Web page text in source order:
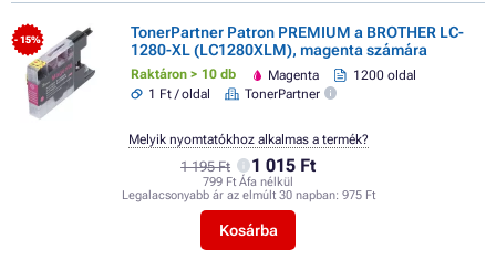
- 15%
TonerPartner Patron PREMIUM a BROTHER LC-
1280-XL (LC1280XLM), magenta számára
Raktáron > 10 db Magenta
1200 oldal
1 Ft / oldal
TonerPartner
1 195 Ft 1 015 Ft
799 Ft Áfa nélkül
Legalacsonyabb ár az elmúlt 30 napban: 975 Ft
Kosárba
Melyik nyomtatókhoz alkalmas a termék?